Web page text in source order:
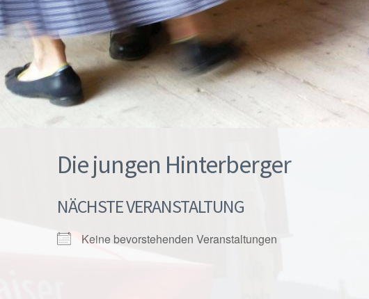
Die jungen Hinterberger
NÄCHSTE VERANSTALTUNG
Keine bevorstehenden Veranstaltungen